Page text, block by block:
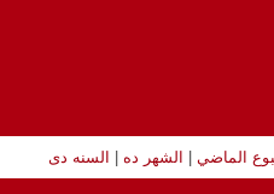
الماضي | الشهر ده | السنه دى